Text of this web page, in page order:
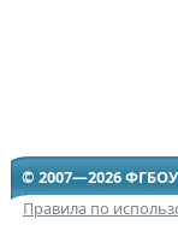
© 2007—2026
Правила по